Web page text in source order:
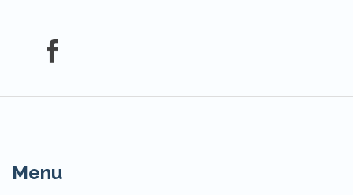
Menu